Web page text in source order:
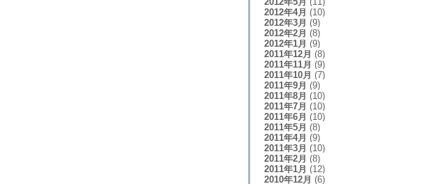
2012年4月 (10)
2012年3月 (9)
2012年2月 (8)
2012年1月 (9)
2011年12月 (8)
2011年11月 (9)
2011年10月 (7)
2011年9月 (9)
2011年8月 (10)
2011年7月 (10)
2011年6月 (10)
2011年5月 (8)
2011年4月 (9)
2011年3月 (10)
2011年2月 (8)
2011年1月 (12)
2010年12月 (6)